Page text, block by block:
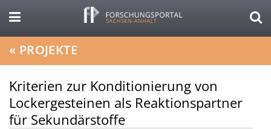
« PROJEKTE
Kriterien zur Konditionierung von
Lockergesteinen als Reaktionspartner
für Sekundärstoffe